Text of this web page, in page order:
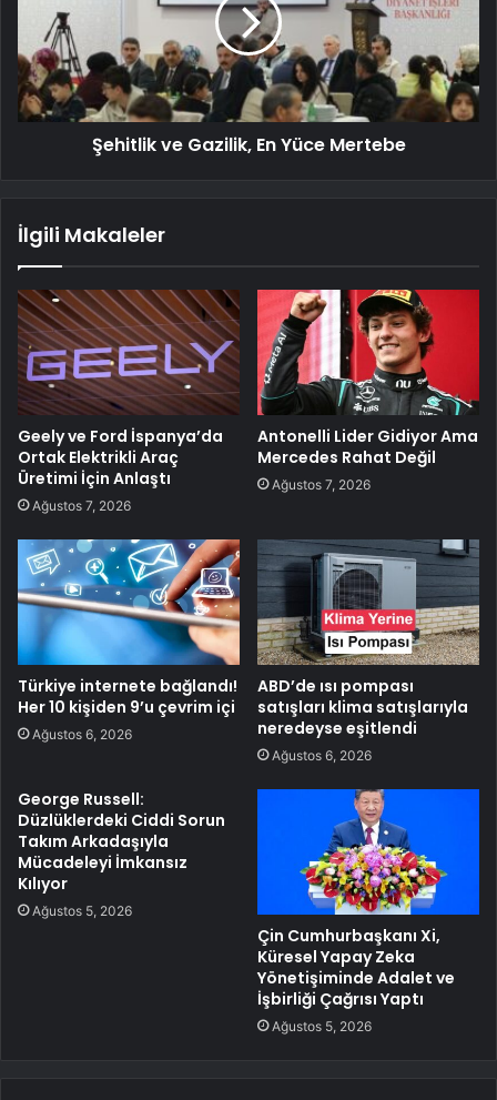
Şehitlik ve Gazilik, En Yüce Mertebe
İlgili Makaleler
Geely ve Ford İspanya’da
Ortak Elektrikli Araç
Üretimi İçin Anlaştı
Ağustos 7, 2026
Antonelli Lider Gidiyor Ama
Mercedes Rahat Değil
Ağustos 7, 2026
Türkiye internete bağlandı!
Her 10 kişiden 9’u çevrim içi
Ağustos 6, 2026
ABD’de ısı pompası
satışları klima satışlarıyla
neredeyse eşitlendi
Ağustos 6, 2026
George Russell:
Düzlüklerdeki Ciddi Sorun
Takım Arkadaşıyla
Mücadeleyi İmkansız
Kılıyor
Ağustos 5, 2026
Çin Cumhurbaşkanı Xi,
Küresel Yapay Zeka
Yönetişiminde Adalet ve
İşbirliği Çağrısı Yaptı
Ağustos 5, 2026